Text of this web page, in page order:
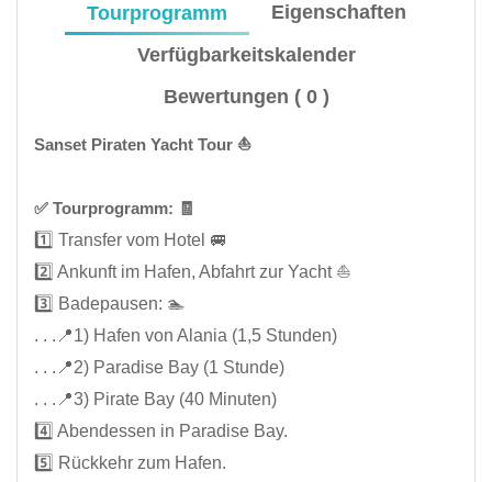
Tourprogramm
Eigenschaften
Verfügbarkeitskalender
Bewertungen ( 0 )
Sanset Piraten Yacht Tour ⛵
✅️ Tourprogramm: 🧾
1️⃣ Transfer vom Hotel 🚐
2️⃣ Ankunft im Hafen, Abfahrt zur Yacht ⛵
3️⃣ Badepausen: 🏊
. . .📍1) Hafen von Alania (1,5 Stunden)
. . .📍2) Paradise Bay (1 Stunde)
. . .📍3) Pirate Bay (40 Minuten)
4️⃣ Abendessen in Paradise Bay.
5️⃣ Rückkehr zum Hafen.